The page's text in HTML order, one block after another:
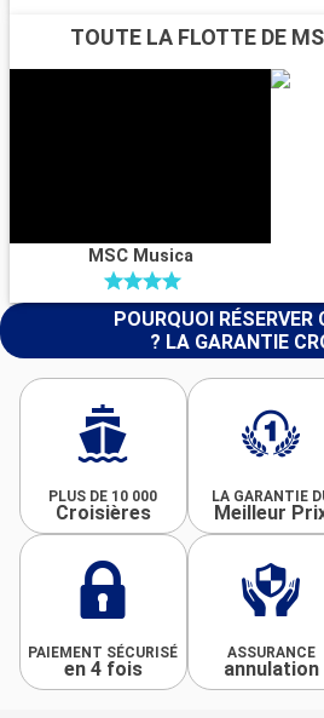
TOUTE LA FLOTTE DE
MSC Musica
POURQUOI RÉSERVER
? LA GARANTIE
PLUS DE 10 000
Croisières
LA GARANTIE
Meilleur
PAIEMENT SÉCURISÉ
en 4 fois
ASSURANCE
annulation